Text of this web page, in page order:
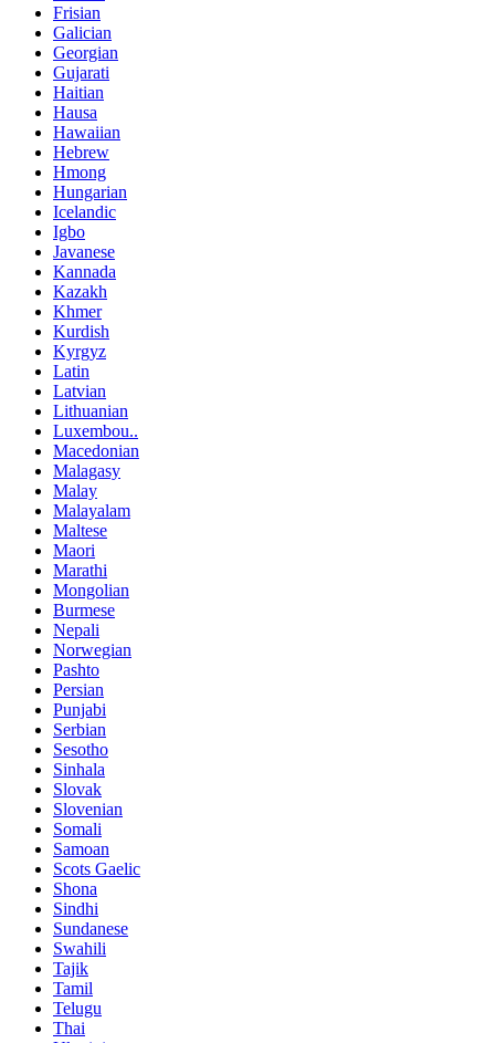
Frisian
Galician
Georgian
Gujarati
Haitian
Hausa
Hawaiian
Hebrew
Hmong
Hungarian
Icelandic
Igbo
Javanese
Kannada
Kazakh
Khmer
Kurdish
Kyrgyz
Latin
Latvian
Lithuanian
Luxembou..
Macedonian
Malagasy
Malay
Malayalam
Maltese
Maori
Marathi
Mongolian
Burmese
Nepali
Norwegian
Pashto
Persian
Punjabi
Serbian
Sesotho
Sinhala
Slovak
Slovenian
Somali
Samoan
Scots Gaelic
Shona
Sindhi
Sundanese
Swahili
Tajik
Tamil
Telugu
Thai